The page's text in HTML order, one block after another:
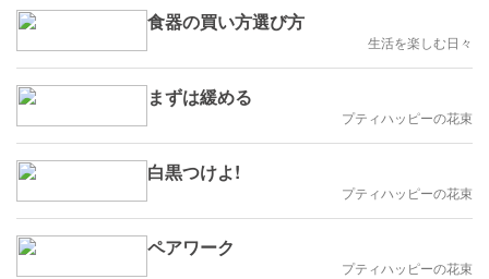
食器の買い方選び方
生活を楽しむ日々
まずは緩める
プティハッピーの花束
白黒つけよ!
プティハッピーの花束
ペアワーク
プティハッピーの花束